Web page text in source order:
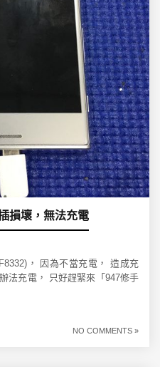
損壞，無法充電
， 因為不當充電， 造成充
法充電， 只好趕緊來「947修手
NO COMMENTS »